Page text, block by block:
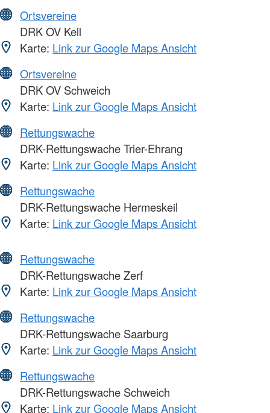
Ortsvereine
DRK OV Kell
Karte: Link zur Google Maps Ansicht
Ortsvereine
DRK OV Schweich
Karte: Link zur Google Maps Ansicht
Rettungswache
DRK-Rettungswache Trier-Ehrang
Karte: Link zur Google Maps Ansicht
Rettungswache
DRK-Rettungswache Hermeskeil
Karte: Link zur Google Maps Ansicht
Rettungswache
DRK-Rettungswache Zerf
Karte: Link zur Google Maps Ansicht
Rettungswache
DRK-Rettungswache Saarburg
Karte: Link zur Google Maps Ansicht
Rettungswache
DRK-Rettungswache Schweich
Karte: Link zur Google Maps Ansicht